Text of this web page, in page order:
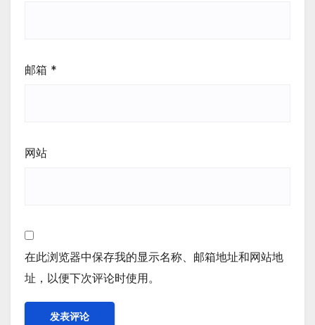
邮箱 *
网站
在此浏览器中保存我的显示名称、邮箱地址和网站地
址，以便下次评论时使用。